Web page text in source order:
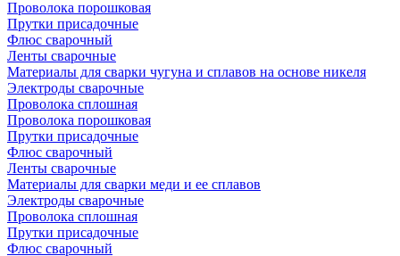
Проволока порошковая
Прутки присадочные
Флюс сварочный
Ленты сварочные
Материалы для сварки чугуна и сплавов на основе никеля
Электроды сварочные
Проволока сплошная
Проволока порошковая
Прутки присадочные
Флюс сварочный
Ленты сварочные
Материалы для сварки меди и ее сплавов
Электроды сварочные
Проволока сплошная
Прутки присадочные
Флюс сварочный